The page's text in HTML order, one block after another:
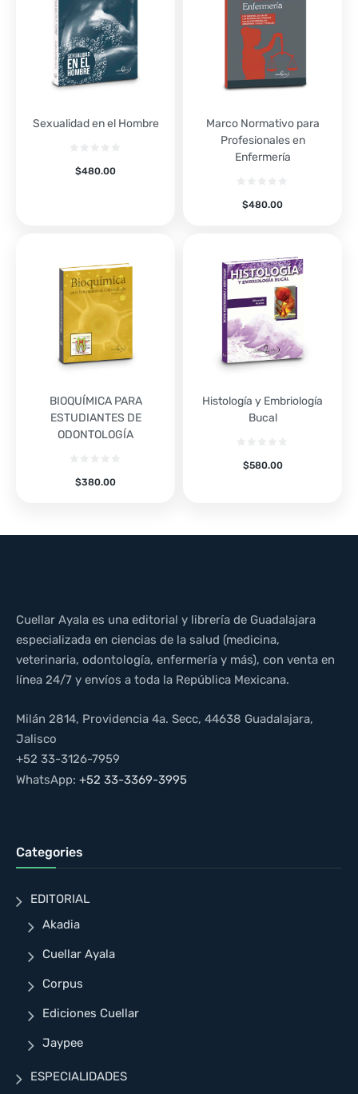
Sexualidad en el Hombre
$480.00
Marco Normativo para
Profesionales en
Enfermería
$480.00
BIOQUÍMICA PARA
ESTUDIANTES DE
ODONTOLOGÍA
$380.00
Histología y Embriología
Bucal
$580.00
Cuellar Ayala es una editorial y librería de Guadalajara
especializada en ciencias de la salud (medicina,
veterinaria, odontología, enfermería y más), con venta en
línea 24/7 y envíos a toda la República Mexicana.
Milán 2814, Providencia 4a. Secc, 44638 Guadalajara,
Jalisco
+52 33-3126-7959
WhatsApp: +52 33-3369-3995
Categories
EDITORIAL
Akadia
Cuellar Ayala
Corpus
Ediciones Cuellar
Jaypee
ESPECIALIDADES